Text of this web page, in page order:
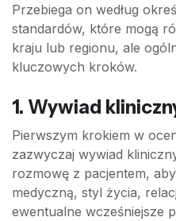
Przebiega on według
standardów, które mogą
kraju lub regionu, ale
kluczowych kroków.
1. Wywiad
Pierwszym krokiem w
zazwyczaj wywiad
rozmowę z pacjentem,
medyczną, styl życia,
ewentualne wcześniejsze